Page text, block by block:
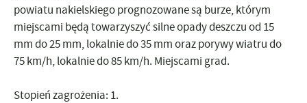
powiatu nakielskiegoprognozowane są burze, którym
miejscami będą towarzyszyć silne opady deszczu od 15
mm do 25 mm, lokalnie do 35 mm oraz porywy wiatru do
75 km/h, lokalnie do 85 km/h. Miejscami grad.
Stopień zagrożenia: 1.